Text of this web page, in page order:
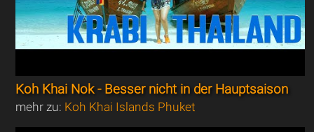
Koh Khai Nok - Besser nicht in der Hauptsaison
mehr zu: Koh Khai Islands Phuket